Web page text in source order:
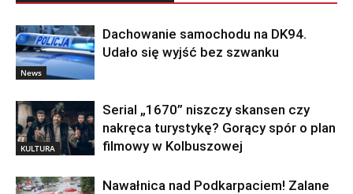
News
Dachowanie samochodu na DK94.
Udało się wyjść bez szwanku
KULTURA
Serial „1670” niszczy skansen czy
nakręca turystykę? Gorący spór o plan
filmowy w Kolbuszowej
Nawałnica nad Podkarpaciem! Zalane